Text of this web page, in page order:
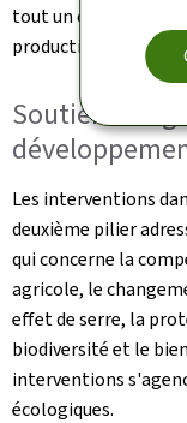
tout un catalogue
production durable
Soutien aux
Les interventions
deuxième pilier
qui concerne la
agricole, le
effet de serre, la
biodiversité et le
interventions
écologiques.